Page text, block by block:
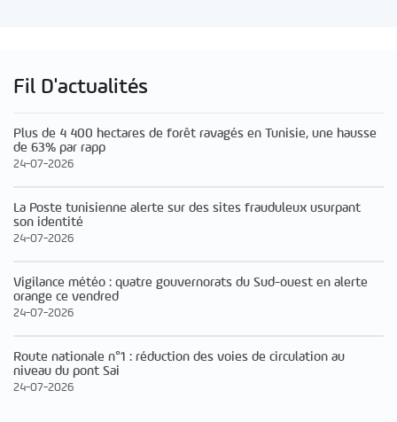
Fil D'actualités
Plus de 4 400 hectares de forêt ravagés en Tunisie, une hausse
de 63% par rapp
24-07-2026
La Poste tunisienne alerte sur des sites frauduleux usurpant
son identité
24-07-2026
Vigilance météo : quatre gouvernorats du Sud-ouest en alerte
orange ce vendred
24-07-2026
Route nationale n°1 : réduction des voies de circulation au
niveau du pont Sai
24-07-2026